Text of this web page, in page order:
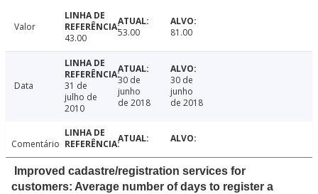
Valor
43.00
53.00 81.00
Data
31 de
julho de
2010
30 de
junho
de 2018
30 de
junho
de 2018
Comentário
Improved cadastre/registration services for
customers: Average number of days to register a